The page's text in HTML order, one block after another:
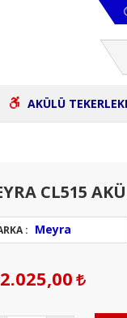
AKÜLÜ
CL515
: Meyra